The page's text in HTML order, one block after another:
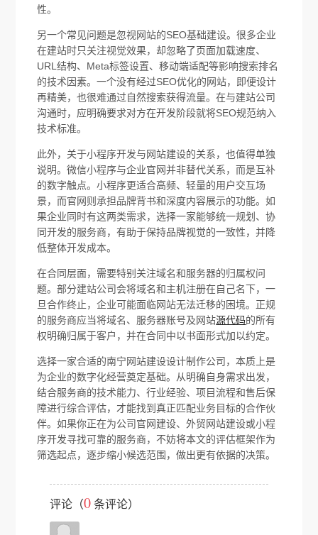
性。
另一个常见问题是忽视网站的SEO基础建设。很多企业
在建站时只关注视觉效果，却忽略了页面加载速度、
URL结构、Meta标签设置、移动端适配等影响搜索排名
的技术因素。一个没有经过SEO优化的网站，即便设计
再精美，也很难通过自然搜索获得流量。在与建站公司
沟通时，应明确要求对方在开发阶段就将SEO规范纳入
技术标准。
此外，关于小程序开发与网站建设的关系，也值得单独
说明。微信小程序与企业官网并非替代关系，而是互补
的数字触点。小程序更适合高频、轻量的用户交互场
景，而官网则承担品牌背书和深度内容展示的功能。如
果企业同时有这两类需求，选择一家能够统一规划、协
同开发的服务商，有助于保持品牌视觉的一致性，并降
低整体开发成本。
在合同层面，需要特别关注域名和服务器的归属权问
题。部分建站公司会将域名和主机注册在自己名下，一
旦合作终止，企业可能面临网站无法迁移的困境。正规
的服务商应当将域名、服务器账号及网站源代码的所有
权明确归属于客户，并在合同中以书面形式加以约定。
选择一家合适的南宁网站建设设计制作公司，本质上是
为企业的数字化经营奠定基础。从明确自身需求出发，
结合服务商的技术能力、行业经验、项目流程和售后保
障进行综合评估，才能找到真正匹配业务目标的合作伙
伴。如果你正在为公司官网建设、外贸网站建设或小程
序开发寻找可靠的服务商，不妨将本文的评估框架作为
筛选起点，逐步缩小候选范围，做出更有依据的决策。
评论（0条评论）